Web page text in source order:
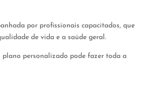
por profissionais capacitados, que
de vida e a saúde geral.
plano personalizado pode fazer toda a